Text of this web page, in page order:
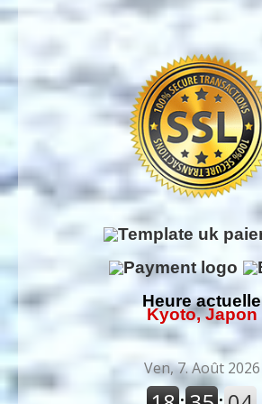
Heure actuelle
Kyoto, Japon